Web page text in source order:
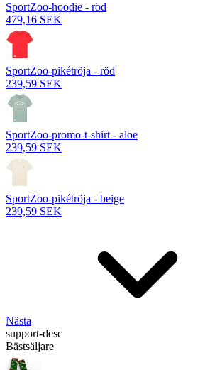
SportZoo-hoodie - röd
479,16 SEK
SportZoo-pikétröja - röd
239,59 SEK
SportZoo-promo-t-shirt - aloe
239,59 SEK
SportZoo-pikétröja - beige
239,59 SEK
Nästa
support-desc
Bästsäljare